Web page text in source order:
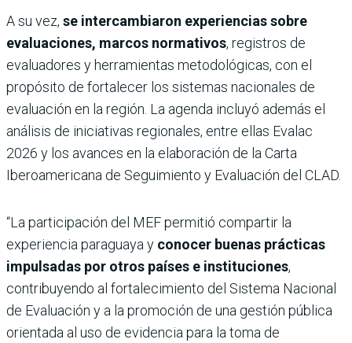
A su vez, se intercambiaron experiencias sobre
evaluaciones, marcos normativos, registros de
evaluadores y herramientas metodológicas, con el
propósito de fortalecer los sistemas nacionales de
evaluación en la región. La agenda incluyó además el
análisis de iniciativas regionales, entre ellas Evalac
2026 y los avances en la elaboración de la Carta
Iberoamericana de Seguimiento y Evaluación del CLAD.
“La participación del MEF permitió compartir la
experiencia paraguaya y conocer buenas prácticas
impulsadas por otros países e instituciones,
contribuyendo al fortalecimiento del Sistema Nacional
de Evaluación y a la promoción de una gestión pública
orientada al uso de evidencia para la toma de